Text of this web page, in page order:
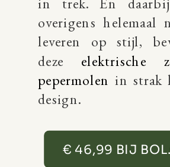
overigens
leveren op stijl,
deze elektrische
pepermolen in strak
design.
€ 46,99 BIJ